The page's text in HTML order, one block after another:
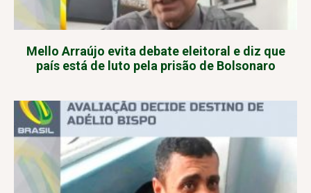
Mello Arraújo evita debate eleitoral e diz que
país está de luto pela prisão de Bolsonaro